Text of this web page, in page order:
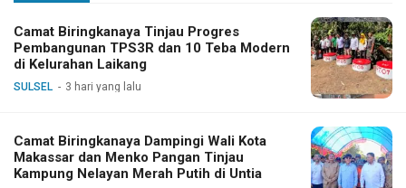
Camat Biringkanaya Tinjau Progres
Pembangunan TPS3R dan 10 Teba Modern
di Kelurahan Laikang
SULSEL 3 hari yang lalu
Camat Biringkanaya Dampingi Wali Kota
Makassar dan Menko Pangan Tinjau
Kampung Nelayan Merah Putih di Untia